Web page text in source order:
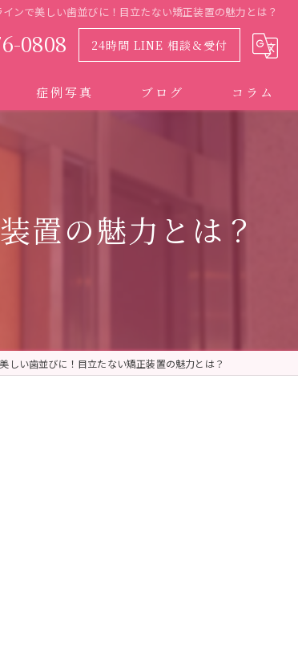
ンで美しい歯並びに！目立たない矯正装置の魅力とは？
0808 24時間 LINE 相談＆受付
症例写真 ブログ コラム
置の魅力とは？
しい歯並びに！目立たない矯正装置の魅力とは？